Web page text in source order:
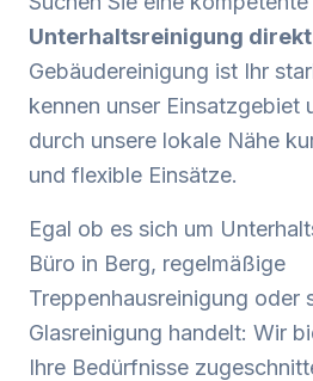
Unterhaltsreinigung
Gebäudereinigung ist Ihr
kennen unser Einsatzgebiet
durch unsere lokale Nähe
und flexible Einsätze.
Egal ob es sich um
Büro in Berg, regelmäßige
Treppenhausreinigung oder
Glasreinigung handelt: Wir
Ihre Bedürfnisse